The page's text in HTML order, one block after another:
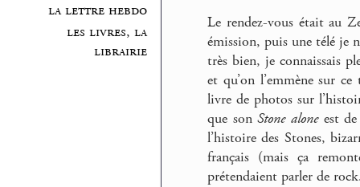
la lettre hebdo
les livres, la
librairie
Le rendez-vous était au
émission, puis une télé je
très bien, je connaissais
et qu’on l’emmène sur
livre de photos sur
que sonStone aloneest de
l’histoire des Stones,
français (mais ça
prétendaient parler de